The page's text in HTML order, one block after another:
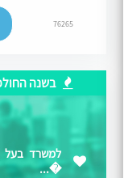
76265
בשנה
למשרד בעל
�...